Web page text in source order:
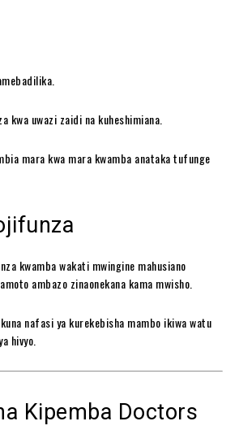
kwa uwazi zaidi na kuheshimiana.
mara kwa mara kwamba anataka tufunge
kwamba wakati mwingine mahusiano
ambazo zinaonekana kama mwisho.
nafasi ya kurekebisha mambo ikiwa watu
hivyo.
Kipemba Doctors